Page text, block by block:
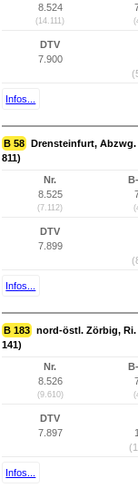
8.524
(14.111)
DTV
7.900
Infos...
B 58 Drensteinfurt, Abzwg.
811)
Nr.
8.525
(7.112)
DTV
7.899
Infos...
B 183 nord-östl. Zörbig, Ri.
141)
Nr.
8.526
(9.610)
DTV
7.897
Infos...